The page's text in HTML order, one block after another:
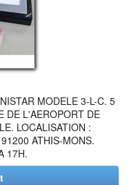
MODELE 3-L-C. 5
DE L'AEROPORT DE
LOCALISATION :
ATHIS-MONS.
17H.